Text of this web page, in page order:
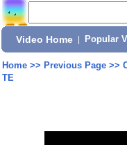
Video Home Popular
Home>> Previous Page>>
TE